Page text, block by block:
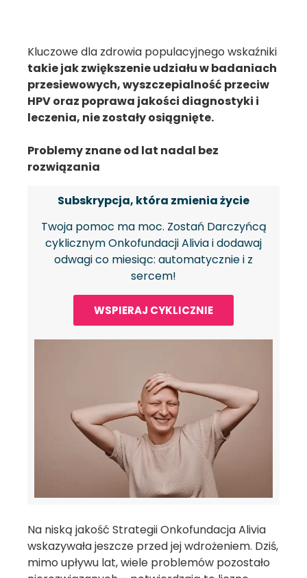
Kluczowe dla zdrowia populacyjnego wskaźniki
takie jak zwiększenie udziału w badaniach
przesiewowych, wyszczepialność przeciw
HPV oraz poprawa jakości diagnostyki i
leczenia, nie zostały osiągnięte.
Problemy znane od lat nadal bez
rozwiązania
Subskrypcja, która zmienia życie
Twoja pomoc ma moc. Zostań Darczyńcą
cyklicznym Onkofundacji Alivia i dodawaj
odwagi co miesiąc: automatycznie i z
sercem!
WSPIERAJ CYKLICZNIE
Na niską jakość Strategii Onkofundacja Alivia
wskazywała jeszcze przed jej wdrożeniem. Dziś,
mimo upływu lat, wiele problemów pozostało